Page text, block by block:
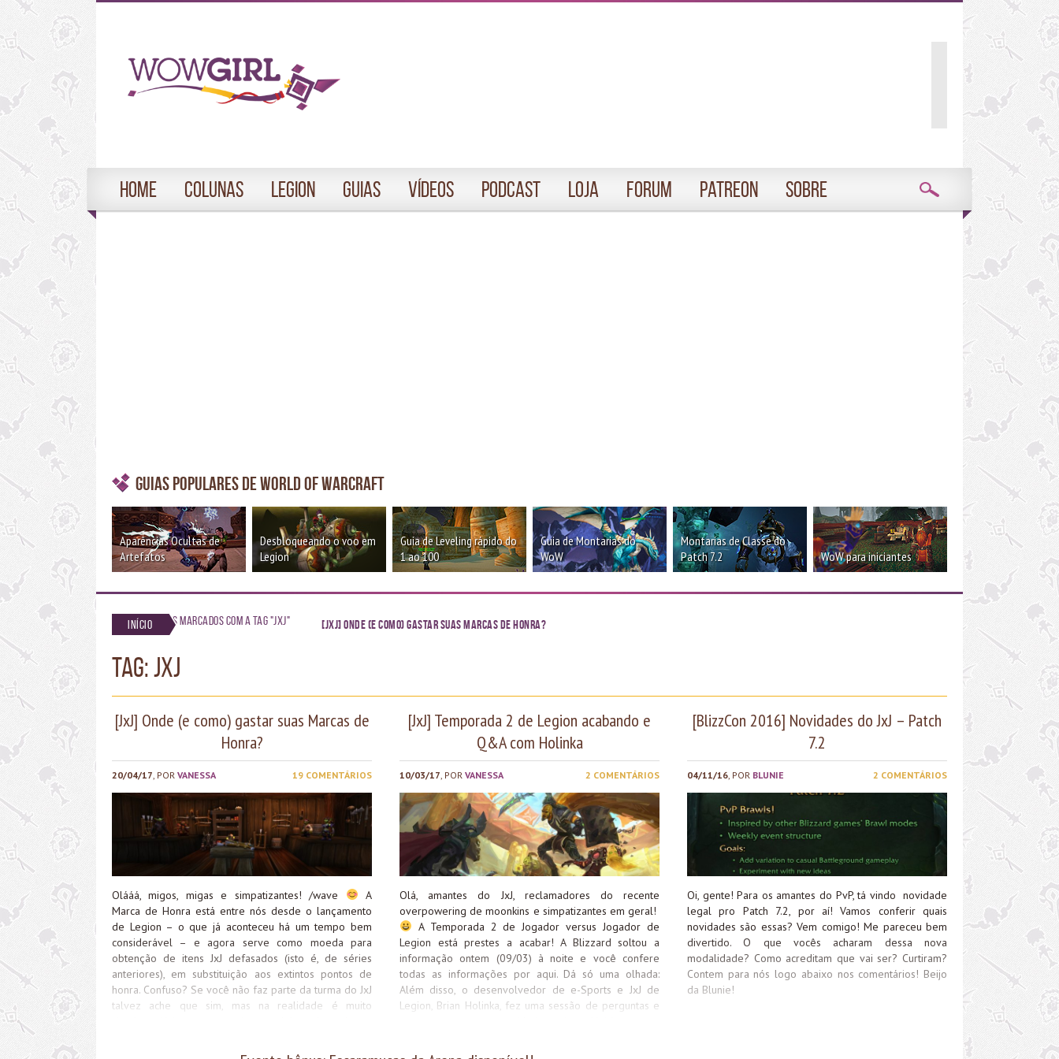
Home Colunas Legion Guias Vídeos Podcast Loja Forum Patreon Sobre
Guias Populares de World of Warcraft
Aparências Ocultas de
Artefatos
Desbloqueando o voo em
Legion
Guia de Leveling rápido do
1 ao 100
Guia de Montarias do
WoW
Montarias de Classe do
Patch 7.2
WoW para iniciantes
Início Posts marcados com a tag "jxj" [JxJ] Onde (e como) gastar suas Marcas de Honra?
TAG: jxj
[JxJ] Onde (e como) gastar suas Marcas de
Honra?
20/04/17, POR VANESSA 19 COMENTÁRIOS
Olááá, migos, migas e simpatizantes! /wave
A
Marca de Honra está entre nós desde o lançamento
de Legion – o que já aconteceu há um tempo bem
considerável – e agora serve como moeda para
obtenção de itens JxJ defasados (isto é, de séries
anteriores), em substituição aos extintos pontos de
honra. Confuso? Se você não faz parte da turma do JxJ
talvez ache que sim, mas na realidade é muito
mas ninguém nega que ele colaborou muito com a
[JxJ] Temporada 2 de Legion acabando e
Q&A com Holinka
10/03/17, POR VANESSA 2 COMENTÁRIOS
Olá, amantes do JxJ, reclamadores do recente
overpowering de moonkins e simpatizantes em geral!
A Temporada 2 de Jogador versus Jogador de
Legion está prestes a acabar! A Blizzard soltou a
informação ontem (09/03) à noite e você confere
todas as informações por aqui. Dá só uma olhada:
Além disso, o desenvolvedor de e-Sports e JxJ de
Legion, Brian Holinka, fez uma sessão de perguntas e
debatidos para você ficar por dentro das novidades:
[BlizzCon 2016] Novidades do JxJ – Patch
7.2
04/11/16, POR BLUNIE 2 COMENTÁRIOS
Oi, gente! Para os amantes do PvP, tá vindo novidade
legal pro Patch 7.2, por aí! Vamos conferir quais
novidades são essas? Vem comigo! Me pareceu bem
divertido. O que vocês acharam dessa nova
modalidade? Como acreditam que vai ser? Curtiram?
Contem para nós logo abaixo nos comentários! Beijo
da Blunie!